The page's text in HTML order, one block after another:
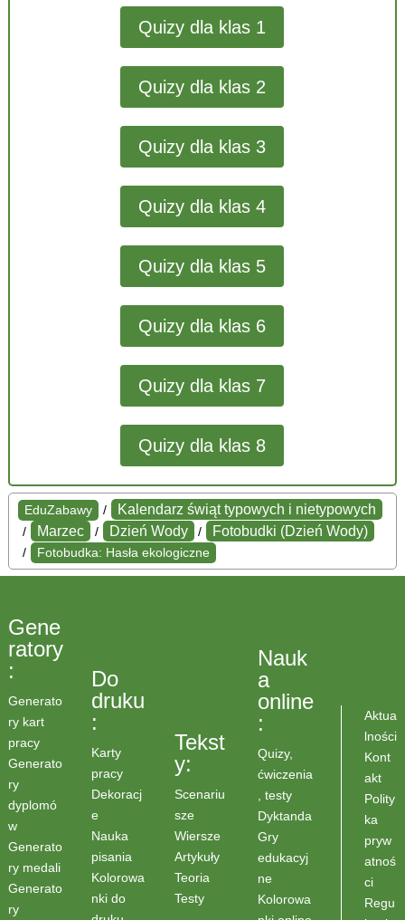
Quizy dla klas 1
Quizy dla klas 2
Quizy dla klas 3
Quizy dla klas 4
Quizy dla klas 5
Quizy dla klas 6
Quizy dla klas 7
Quizy dla klas 8
EduZabawy / Kalendarz świąt typowych i nietypowych
/ Marzec / Dzień Wody / Fotobudki (Dzień Wody)
/ Fotobudka: Hasła ekologiczne
Gene
ratory
:
Generato
ry kart
pracy
Generato
ry
dyplomó
w
Generato
ry medali
Generato
ry
Do
druku
:
Karty
pracy
Dekoracj
e
Nauka
pisania
Kolorowa
nki do
Tekst
y:
Scenariu
sze
Wiersze
Artykuły
Teoria
Testy
Nauk
a
online
:
Quizy,
ćwiczenia
, testy
Dyktanda
Gry
edukacyj
ne
Kolorowa
Aktua
lności
Kont
akt
Polity
ka
pryw
atnoś
ci
Regu